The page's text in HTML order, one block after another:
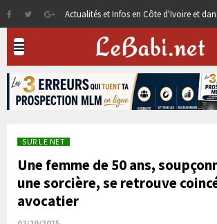
Actualités et Infos en Côte d'Ivoire et
SUR LE NET
Une femme de 50 ans,
une sorcière, se retrouve
avocatier